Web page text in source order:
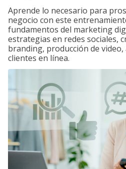
Aprende lo necesario para
negocio con este
fundamentos del marketing
estrategias en redes sociales,
branding, producción de
clientes en línea.